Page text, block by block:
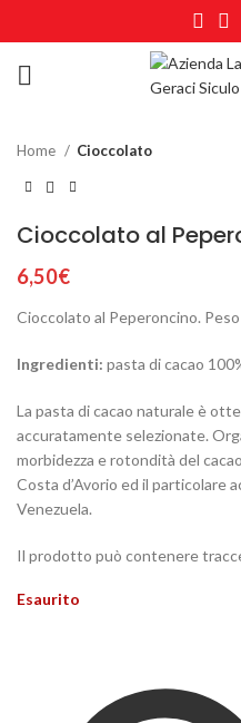
Click to enlarge
Home Cioccolato
Cioccolato al
6,50€
Cioccolato al Peperoncino.
Ingredienti: pasta di cacao
La pasta di cacao naturale è
accuratamente selezionate.
morbidezza e rotondità del
Costa d’Avorio ed il particolare
Venezuela.
Il prodotto può contenere
Esaurito